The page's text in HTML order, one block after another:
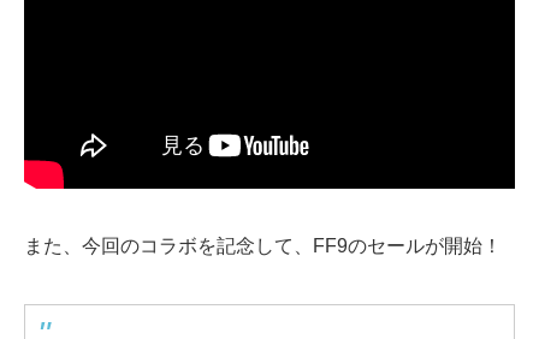
また、今回のコラボを記念して、FF9のセールが開始！